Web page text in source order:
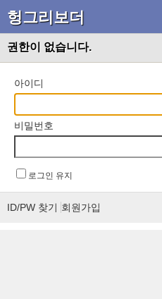
헝그리보더
권한이 없습니다.
아이디
비밀번호
로그인 유지
ID/PW 찾기 회원가입